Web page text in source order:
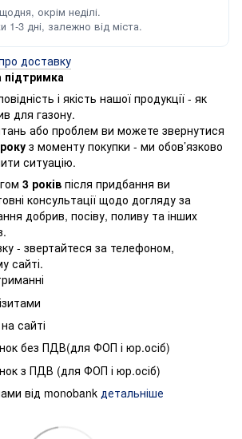
окрім неділі.
1-3 дні, залежно від міста.
доставку
підтримка
і якість нашої продукції - як
для газону.
або проблем ви можете звернутися
з моменту покупки - ми обов’язково
ситуацію.
3 років після придбання ви
консультації щодо догляду за
добрив, посіву, поливу та інших
- звертайтеся за телефоном,
сайті.
сайті
без ПДВ(для ФОП і юр.осіб)
з ПДВ (для ФОП і юр.осіб)
від monobank детальніше